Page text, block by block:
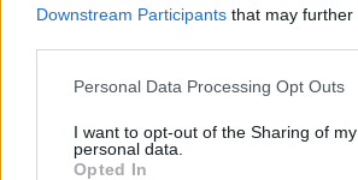
Downstream Participants that may
Personal Data Processing Opt Outs
I want to opt-out of the Sharing of my
personal data.
Opted In
Mest lest siste syv dager